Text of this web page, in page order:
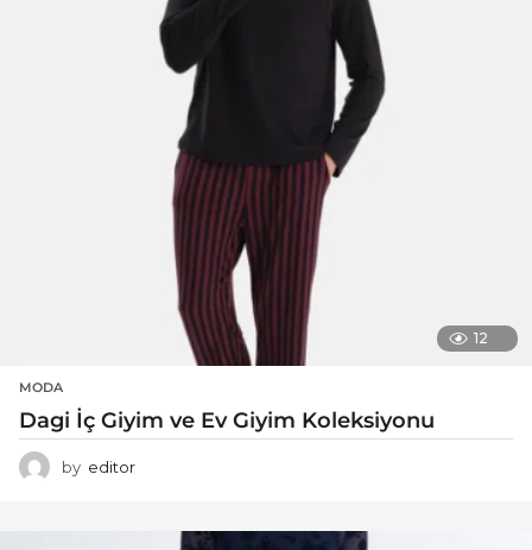
12
MODA
Dagi İç Giyim ve Ev Giyim Koleksiyonu
by editor